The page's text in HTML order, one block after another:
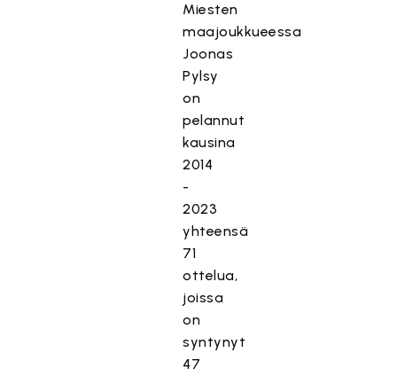
Miesten
maajoukkueessa
Joonas
Pylsy
on
pelannut
kausina
2014
-
2023
yhteensä
71
ottelua,
joissa
on
syntynyt
47